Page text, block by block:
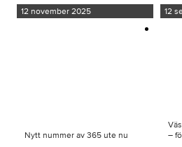
12 november 2025 12
Nytt nummer av 365 ute nu
–